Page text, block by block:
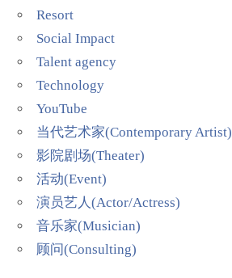
Resort
Social Impact
Talent agency
Technology
YouTube
当代艺术家(Contemporary Artist)
影院剧场(Theater)
活动(Event)
演员艺人(Actor/Actress)
音乐家(Musician)
顾问(Consulting)